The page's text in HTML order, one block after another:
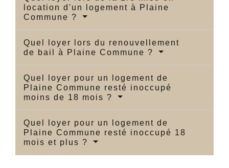
location d'un logement à Plaine
Commune ?
Quel loyer lors du renouvellement
de bail à Plaine Commune ?
Quel loyer pour un logement de
Plaine Commune resté inoccupé
moins de 18 mois ?
Quel loyer pour un logement de
Plaine Commune resté inoccupé 18
mois et plus ?